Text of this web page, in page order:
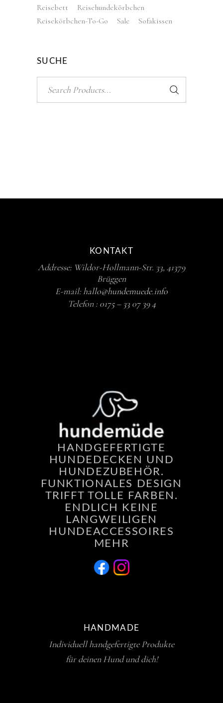
Reisebett
Reisehundekörbchen
Reisekörbchen-To-Go
Sale Sofakissen
SUCHE
KONTAKT
Addresse: Wildor-Hollmann-Str. 33, 41379
Brüggen
E-mail:hallo@hundemuede.info
Telefon : 0175 – 33 07 39 4
HANDGEFERTIGTE
HUNDEDECKEN UND
HUNDEZUBEHÖR.
FUNKTIONALES DESIGN
TRIFFT TOLLE FARBEN.
ENDLICH KEINE
LANGWEILIGEN
HUNDEACCESSOIRES
MEHR
HANDMADE
Individuell handgefertigte Produkte
für deinen Hund und dich!